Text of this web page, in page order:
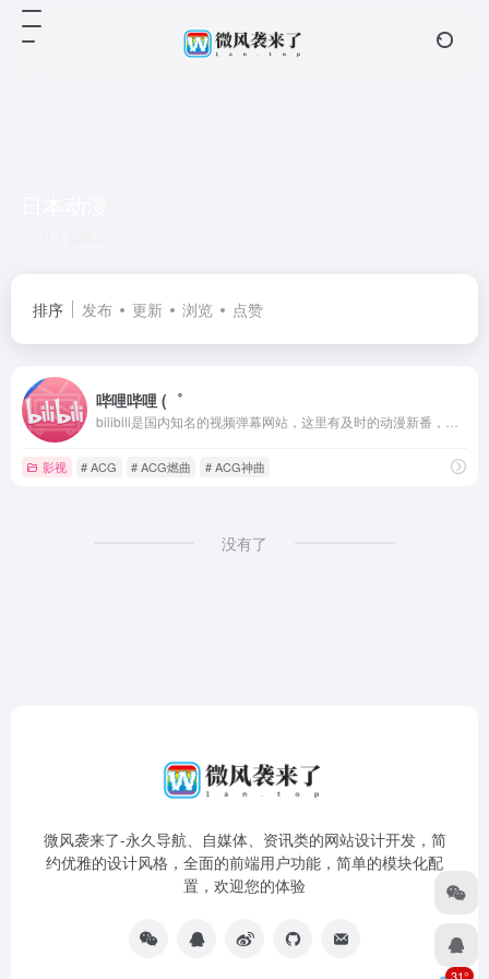
排序 发布 更新 浏览 点赞
哔哩哔哩 (゜
影视 # ACG # ACG燃曲 # ACG神曲
没有了
微风袭来了-永久导航、自媒体、资讯类的网站设计开发，简
约优雅的设计风格，全面的前端用户功能，简单的模块化配
置，欢迎您的体验